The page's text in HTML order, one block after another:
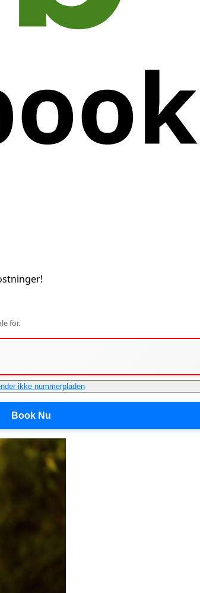
for.
ikke nummerpladen
Book Nu